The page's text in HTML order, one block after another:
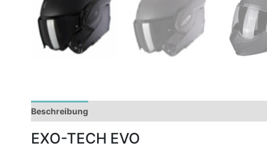
Beschreibung
EXO-TECH EVO